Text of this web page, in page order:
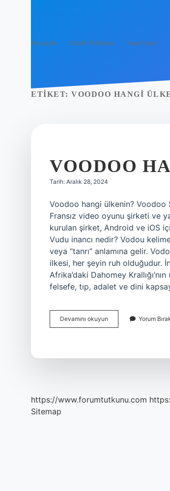
Anasayfa Gizlilik Politikası Yasal Uyarı
ETIKET: VOODOO HANGI
VOODOO
Tarih: Aralık 28, 2024
Voodoo hangi ülkenin? Voodoo
Fransız video oyunu şirketi ve
kurulan şirket, Android ve iOS
Vudu inancı nedir? Vodou
veya “tanrı” anlamına gelir.
ilkesi, her şeyin ruh olduğudur.
Afrika’daki Dahomey
felsefe, tıp, adalet ve dini
Devamını okuyun
Hangi
Yorum
https://www.forumtutkunu.com
Sitemap